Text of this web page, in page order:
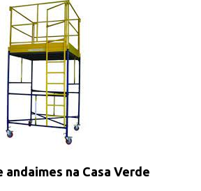
andaimes na Casa Verde